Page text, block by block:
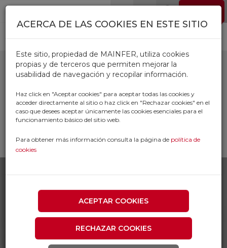
Pasar al contenido principal
POMOS
Inicio Productos
CERRAJERIA
POMOS
ACERCA DE LAS COOKIES EN ESTE SITIO
Este sitio, propiedad de MAINFER, utiliza cookies
propias y de terceros que permiten mejorar la
usabilidad de navegación y recopilar información.
Haz click en "Aceptar cookies" para aceptar todas las cookies y
acceder directamente al sitio o haz click en "Rechazar cookies" en el
caso que desees aceptar únicamente las cookies esenciales para el
funcionamiento básico del sitio web.
Para obtener más información consulta la página de política de
cookies
ACEPTAR COOKIES
RECHAZAR COOKIES